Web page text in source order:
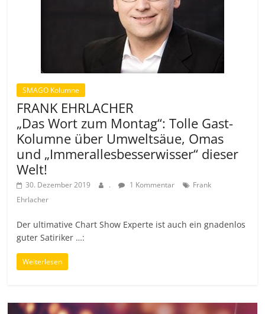
SMAGO Kolumne
FRANK EHRLACHER
„Das Wort zum Montag“: Tolle Gast-
Kolumne über Umweltsäue, Omas
und „Immerallesbesserwisser“ dieser
Welt!
30. Dezember 2019 . 1 Kommentar
Frank
Ehrlacher
Der ultimative Chart Show Experte ist auch ein gnadenlos
guter Satiriker …:
Weiterlesen